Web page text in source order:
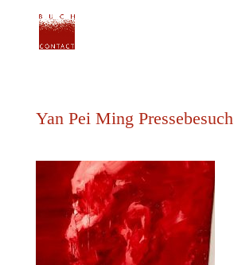
Yan Pei Ming Pressebesuch